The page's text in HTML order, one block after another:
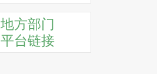
地方部门
平台链接